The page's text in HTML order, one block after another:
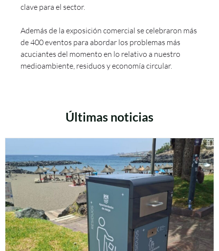
clave para el sector.
Además de la exposición comercial se celebraron más
de 400 eventos para abordar los problemas más
acuciantes del momento en lo relativo a nuestro
medioambiente, residuos y economía circular.
Últimas noticias